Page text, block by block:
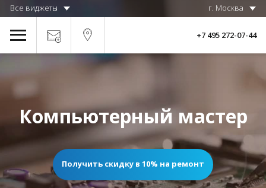
Все виджеты г. Москва
+7 495 272-07-44
Компьютерный мастер
Получить скидку в 10% на ремонт